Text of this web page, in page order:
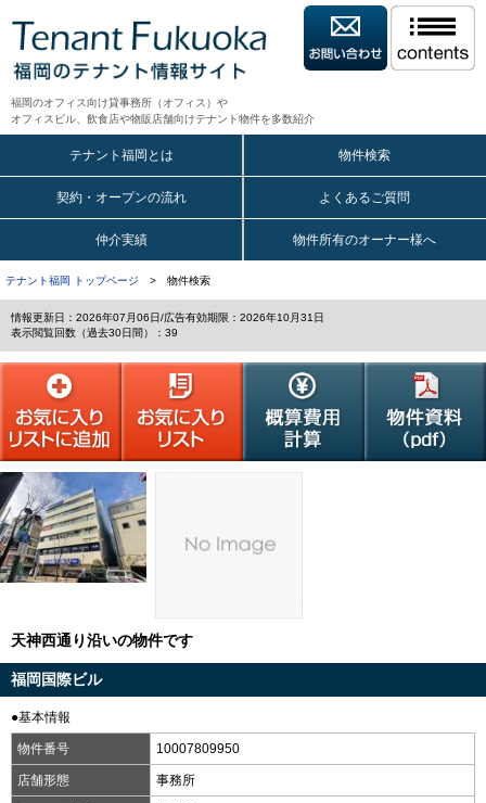
福岡のオフィス向け貸事務所（オフィス）や
オフィスビル、飲食店や物販店舗向けテナント物件を多数紹介
テナント福岡とは 物件検索
契約・オープンの流れ よくあるご質問
仲介実績 物件所有のオーナー様へ
テナント福岡 トップページ > 物件検索
情報更新日：2026年07月06日/広告有効期限：2026年10月31日
表示閲覧回数（過去30日間）：39
天神西通り沿いの物件です
福岡国際ビル
●基本情報
物件番号 10007809950
店舗形態 事務所